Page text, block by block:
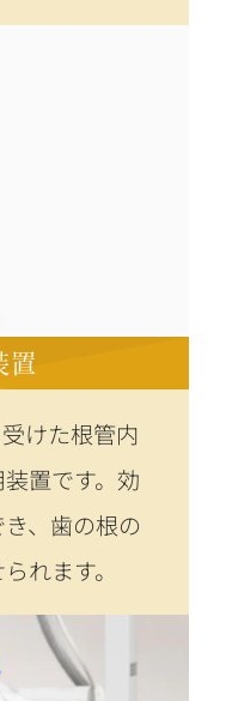
置
けた根管内
置です。効
、歯の根の
れます。